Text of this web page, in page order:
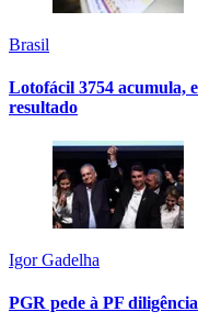
Brasil
Lotofácil 3754 acumula,
resultado
Igor Gadelha
PGR pede à PF